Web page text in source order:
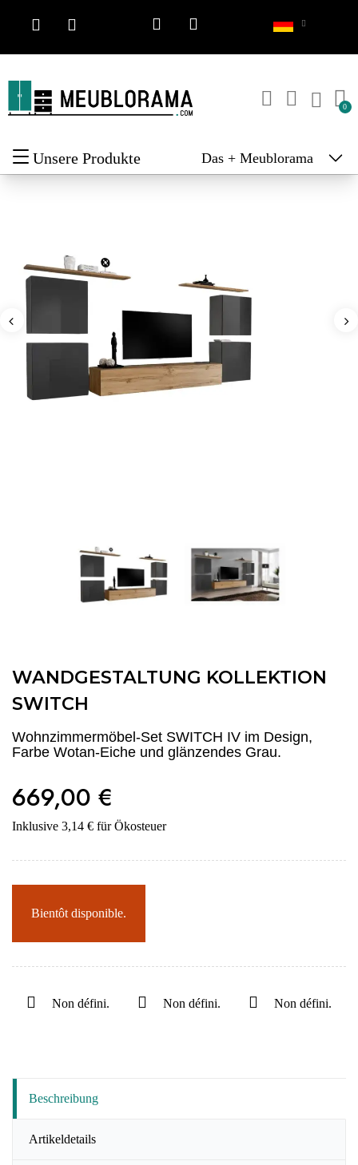
Unsere Produkte Das + Meublorama
WANDGESTALTUNG KOLLEKTION
SWITCH
Wohnzimmermöbel-Set SWITCH IV im Design,
Farbe Wotan-Eiche und glänzendes Grau.
669,00 €
Inklusive 3,14 € für Ökosteuer
Bientôt disponible.
Non défini. Non défini. Non défini.
Beschreibung
Artikeldetails